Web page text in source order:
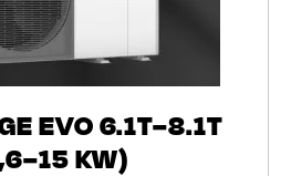
EVO 6.1T–8.1T
KW)